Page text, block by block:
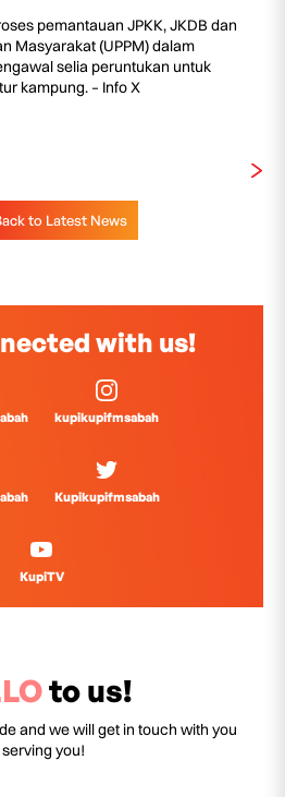
pemantauan JPKK, JKDB dan
Masyarakat (UPPM) dalam
selia peruntukan untuk
kampung. – Info X
to Latest News
with us!
kupikupifmsabah
Kupikupifmsabah
KupiTV
to us!
and we will get in touch with you
you!